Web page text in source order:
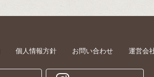
個人情報方針 お問い合わせ 運営会